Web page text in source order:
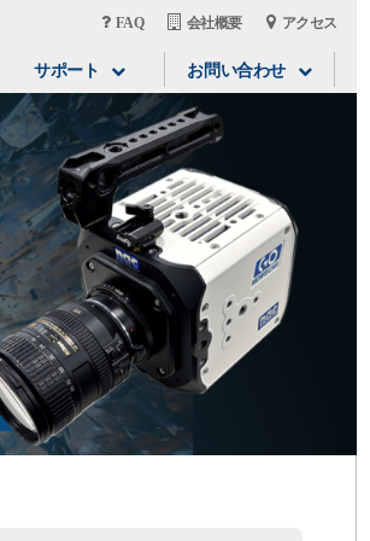
FAQ 会社概要 アクセス
サポート お問い合わせ